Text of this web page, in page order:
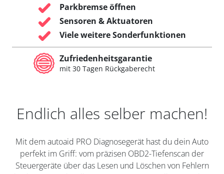
Parkbremse öffnen
Sensoren & Aktuatoren
Viele weitere Sonderfunktionen
Zufriedenheitsgarantie
mit 30 Tagen Rückgaberecht
Endlich alles selber machen!
Mit dem autoaid PRO Diagnosegerät hast du dein Auto
perfekt im Griff: vom präzisen OBD2-Tiefenscan der
Steuergeräte über das Lesen und Löschen von Fehlern